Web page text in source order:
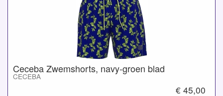
Ceceba Zwemshorts, navy-groen blad
CECEBA
€ 45,00